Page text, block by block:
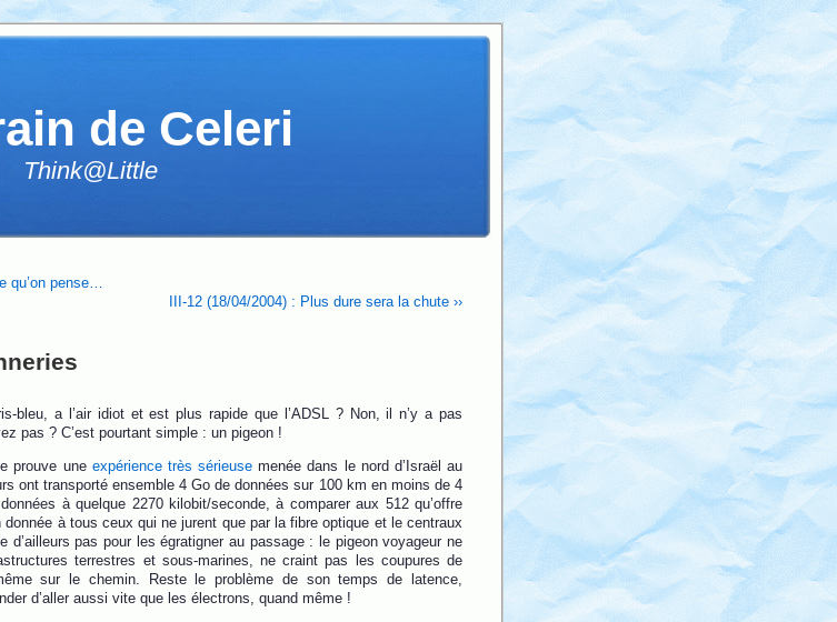
de Celeri
Think@Little
qu’on pense…
III-12 (18/04/2004) : Plus dure sera la chute ››
bleu, a l’air idiot et est plus rapide que l’ADSL ? Non, il n’y a pas
pas ? C’est pourtant simple : un pigeon !
prouve une expérience très sérieuse menée dans le nord d’Israël au
ont transporté ensemble 4 Go de données sur 100 km en moins de 4
à quelque 2270 kilobit/seconde, à comparer aux 512 qu’offre
à tous ceux qui ne jurent que par la fibre optique et le centraux
d’ailleurs pas pour les égratigner au passage : le pigeon voyageur ne
terrestres et sous-marines, ne craint pas les coupures de
sur le chemin. Reste le problème de son temps de latence,
d’aller aussi vite que les électrons, quand même !